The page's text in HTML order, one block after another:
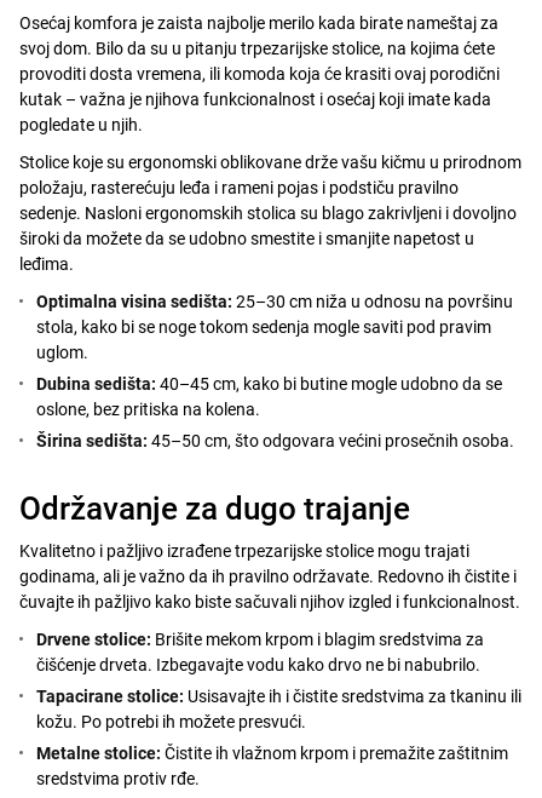
Osećaj komfora je zaista najbolje merilo kada birate nameštaj za
svoj dom. Bilo da su u pitanju trpezarijske stolice, na kojima ćete
provoditi dosta vremena, ili komoda koja će krasiti ovaj porodični
kutak – važna je njihova funkcionalnost i osećaj koji imate kada
pogledate u njih.
Stolice koje su ergonomski oblikovane drže vašu kičmu u prirodnom
položaju, rasterećuju leđa i rameni pojas i podstiču pravilno
sedenje. Nasloni ergonomskih stolica su blago zakrivljeni i dovoljno
široki da možete da se udobno smestite i smanjite napetost u
leđima.
Optimalna visina sedišta: 25–30 cm niža u odnosu na površinu
stola, kako bi se noge tokom sedenja mogle saviti pod pravim
uglom.
Dubina sedišta: 40–45 cm, kako bi butine mogle udobno da se
oslone, bez pritiska na kolena.
Širina sedišta: 45–50 cm, što odgovara većini prosečnih osoba.
Održavanje za dugo trajanje
Kvalitetno i pažljivo izrađene trpezarijske stolice mogu trajati
godinama, ali je važno da ih pravilno održavate. Redovno ih čistite i
čuvajte ih pažljivo kako biste sačuvali njihov izgled i funkcionalnost.
Drvene stolice: Brišite mekom krpom i blagim sredstvima za
čišćenje drveta. Izbegavajte vodu kako drvo ne bi nabubrilo.
Tapacirane stolice: Usisavajte ih i čistite sredstvima za tkaninu ili
kožu. Po potrebi ih možete presvući.
Metalne stolice: Čistite ih vlažnom krpom i premažite zaštitnim
sredstvima protiv rđe.